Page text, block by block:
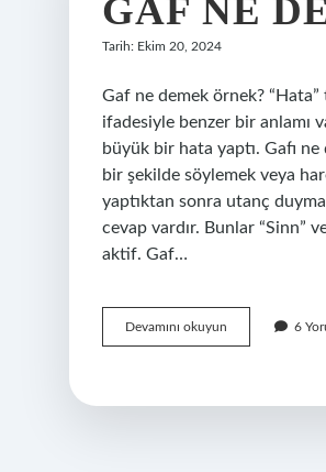
GAF NE
Tarih: Ekim 20, 2024
Gaf ne demek örnek? “Hata”
ifadesiyle benzer bir anlamı
büyük bir hata yaptı. Gafı
bir şekilde söylemek veya
yaptıktan sonra utanç
cevap vardır. Bunlar “Sinn”
aktif. Gaf…
Devamını okuyun
Ne
6